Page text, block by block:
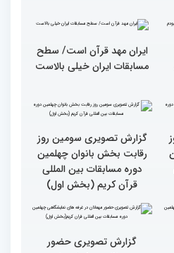
چهلمین دوره مسابقات بین
چهارمین روز از رقابت
متسابقان
هشت بار مقام اول رشته
ترتیل را در مسابقات اروپایی